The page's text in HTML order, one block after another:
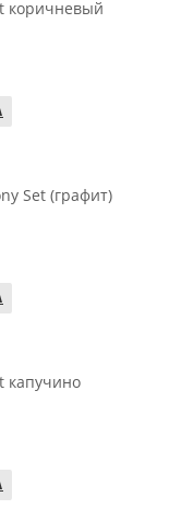
капучино